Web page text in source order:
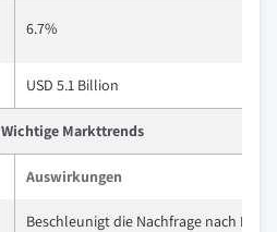
6.7%
USD 5.1 Billion
Wichtige Markttrends
Auswirkungen
Beschleunigt die Nachfrage nach